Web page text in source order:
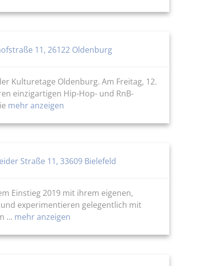
11, 26122 Oldenburg
Kulturetage Oldenburg. Am Freitag, 12.
einzigartigen Hip-Hop- und RnB-
mehr anzeigen
Straße 11, 33609 Bielefeld
Einstieg 2019 mit ihrem eigenen,
experimentieren gelegentlich mit
... mehr anzeigen